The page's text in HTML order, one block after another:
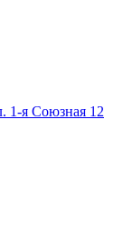
1-я Союзная 12